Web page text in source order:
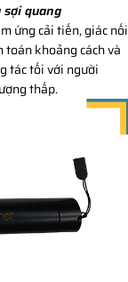
quang
ứng cải tiến, giác nối
toán khoảng cách và
tác tối với người
thấp.